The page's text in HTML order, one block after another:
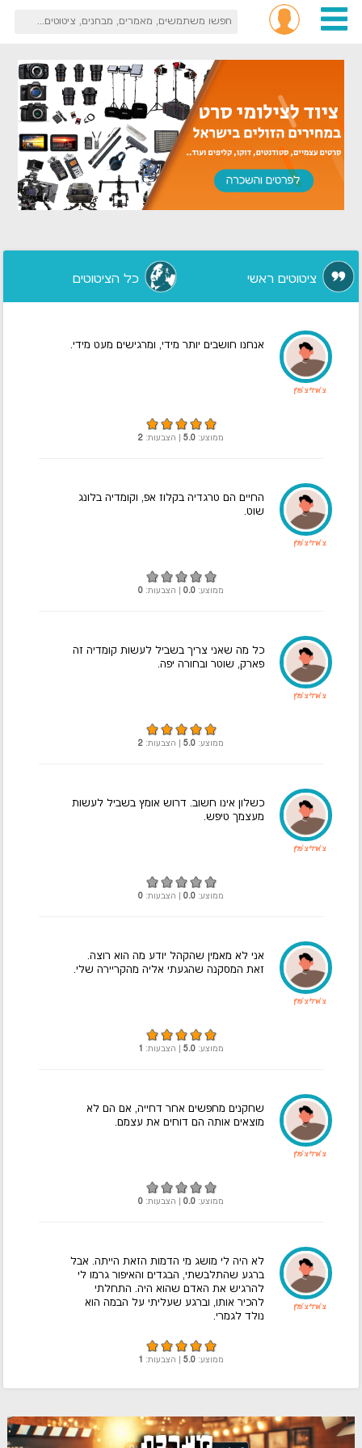
ציטוטים ראשי כל הציטוטים
צ'ארלי צ'פלין
אנחנו חושבים יותר מידי, ומרגישים מעט מידי.
ממוצע: 5.0 | הצבעות: 2
צ'ארלי צ'פלין
החיים הם טרגדיה בקלוז אפ, וקומדיה בלונג
שוט.
ממוצע: 0.0 | הצבעות: 0
צ'ארלי צ'פלין
כל מה שאני צריך בשביל לעשות קומדיה זה
פארק, שוטר ובחורה יפה.
ממוצע: 5.0 | הצבעות: 2
צ'ארלי צ'פלין
כשלון אינו חשוב. דרוש אומץ בשביל לעשות
מעצמך טיפש.
ממוצע: 0.0 | הצבעות: 0
צ'ארלי צ'פלין
אני לא מאמין שהקהל יודע מה הוא רוצה.
זאת המסקנה שהגעתי אליה מהקריירה שלי.
ממוצע: 5.0 | הצבעות: 1
צ'ארלי צ'פלין
שחקנים מחפשים אחר דחייה, אם הם לא
מוצאים אותה הם דוחים את עצמם.
ממוצע: 0.0 | הצבעות: 0
צ'ארלי צ'פלין
לא היה לי מושג מי הדמות הזאת הייתה. אבל
ברגע שהתלבשתי, הבגדים והאיפור גרמו לי
להרגיש את האדם שהוא היה. התחלתי
להכיר אותו, וברגע שעליתי על הבמה הוא
נולד לגמרי.
ממוצע: 5.0 | הצבעות: 1